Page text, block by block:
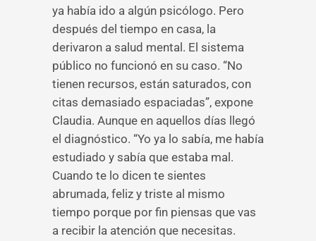
ya había ido a algún psicólogo. Pero
después del tiempo en casa, la
derivaron a salud mental. El sistema
público no funcionó en su caso. “No
tienen recursos, están saturados, con
citas demasiado espaciadas”, expone
Claudia. Aunque en aquellos días llegó
el diagnóstico. “Yo ya lo sabía, me había
estudiado y sabía que estaba mal.
Cuando te lo dicen te sientes
abrumada, feliz y triste al mismo
tiempo porque por fin piensas que vas
a recibir la atención que necesitas.